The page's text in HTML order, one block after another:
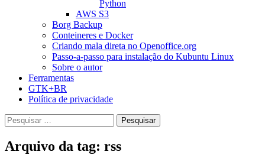
Python
AWS S3
Borg Backup
Conteineres e Docker
Criando mala direta no Openoffice.org
Passo-a-passo para instalação do Kubuntu Linux
Sobre o autor
Ferramentas
GTK+BR
Política de privacidade
Pesquisar
por:
Arquivo da tag: rss